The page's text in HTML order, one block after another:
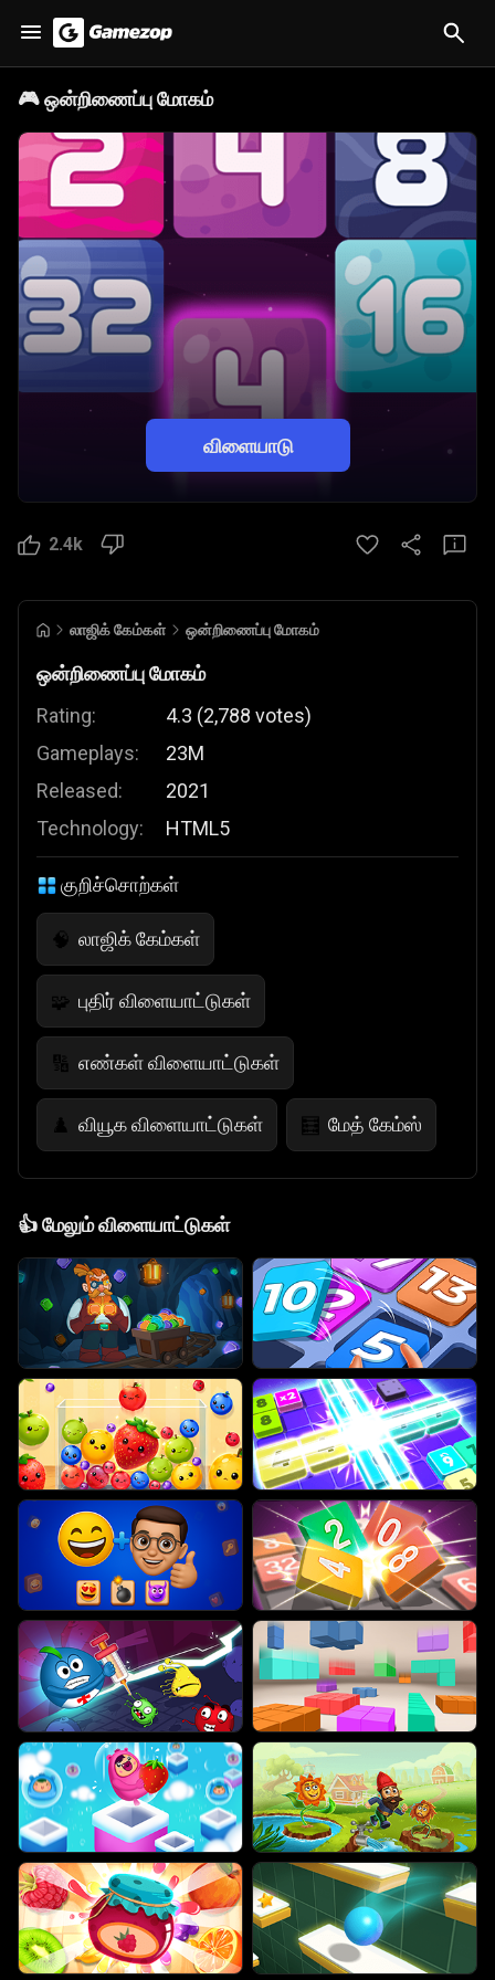
🎮ஒன்றிணைப்பு மோகம்
விளையாடு
2.4k
லாஜிக் கேம்கள் ஒன்றிணைப்பு மோகம்
ஒன்றிணைப்பு மோகம்
Rating:
Gameplays:
Released:
Technology:
4.3 (2,788 votes)
23M
2021
HTML5
குறிச்சொற்கள்
🧠 லாஜிக் கேம்கள்
🧩 புதிர் விளையாட்டுகள்
🔢 எண்கள் விளையாட்டுகள்
♟️ வியூக விளையாட்டுகள் 🧮 மேத் கேம்ஸ்
👍மேலும் விளையாட்டுகள்